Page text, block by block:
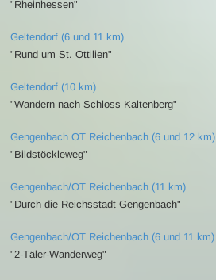
"Rheinhessen"
Geltendorf (6 und 11 km)
"Rund um St. Ottilien"
Geltendorf (10 km)
"Wandern nach Schloss Kaltenberg"
Gengenbach OT Reichenbach (6 und 12 km)
"Bildstöckleweg"
Gengenbach/OT Reichenbach (11 km)
"Durch die Reichsstadt Gengenbach"
Gengenbach/OT Reichenbach (6 und 11 km)
"2-Täler-Wanderweg"